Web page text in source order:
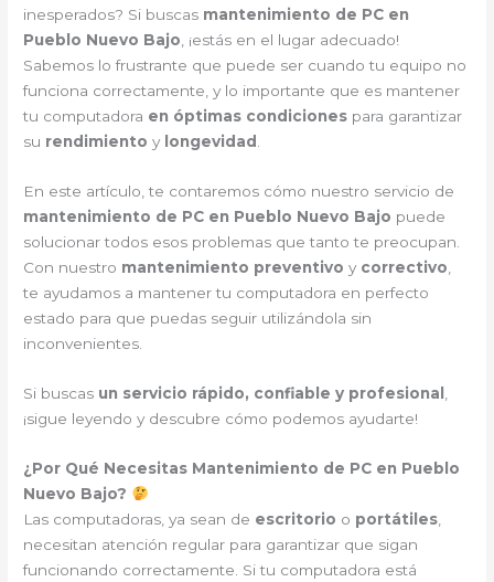
inesperados? Si buscas mantenimiento de PC en
Pueblo Nuevo Bajo, ¡estás en el lugar adecuado!
Sabemos lo frustrante que puede ser cuando tu equipo no
funciona correctamente, y lo importante que es mantener
tu computadora en óptimas condiciones para garantizar
su rendimiento y longevidad .
En este artículo, te contaremos cómo nuestro servicio de
mantenimiento de PC en Pueblo Nuevo Bajo puede
solucionar todos esos problemas que tanto te preocupan.
Con nuestro mantenimiento preventivo y correctivo
te ayudamos a mantener tu computadora en perfecto
estado para que puedas seguir utilizándola sin
inconvenientes.
Si buscas un servicio rápido, confiable y profesional
¡sigue leyendo y descubre cómo podemos ayudarte!
¿Por Qué Necesitas Mantenimiento de PC en Pueblo
Nuevo Bajo?
Las computadoras, ya sean de escritorio o portátiles
necesitan atención regular para garantizar que sigan
funcionando correctamente. Si tu computadora está